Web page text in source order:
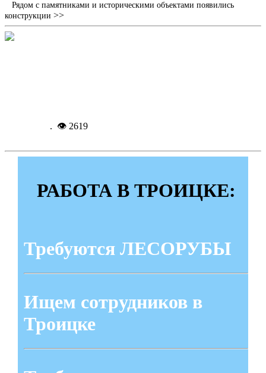
Рядом с памятниками и историческими объектами появились
конструкции >>
. 👁 2619
РАБОТА В ТРОИЦКЕ:
Требуются ЛЕСОРУБЫ
Ищем сотрудников в
Троицке